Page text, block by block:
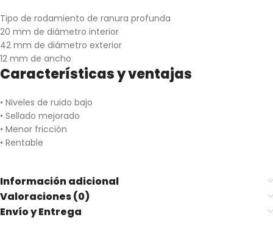
Tipo de rodamiento de ranura profunda
20 mm de diámetro interior
42 mm de diámetro exterior
12 mm de ancho
Características y ventajas
• Niveles de ruido bajo
• Sellado mejorado
• Menor fricción
• Rentable
Información adicional
Valoraciones (0)
Envío y Entrega